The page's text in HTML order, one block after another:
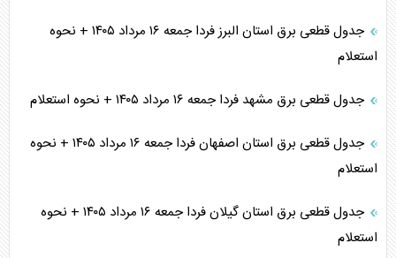
جدول قطعی برق استان البرز فردا جمعه ۱۶ مرداد ۱۴۰۵ + نحوه
استعلام
جدول قطعی برق مشهد فردا جمعه ۱۶ مرداد ۱۴۰۵ + نحوه استعلام
جدول قطعی برق استان اصفهان فردا جمعه ۱۶ مرداد ۱۴۰۵ + نحوه
استعلام
جدول قطعی برق استان گیلان فردا جمعه ۱۶ مرداد ۱۴۰۵ + نحوه
استعلام